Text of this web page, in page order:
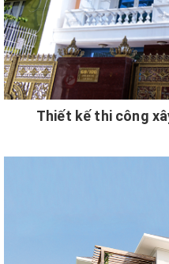
Thiết kế thi công